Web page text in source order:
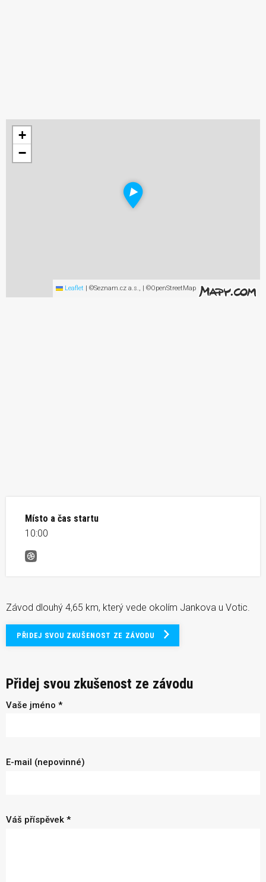
+
−
Leaflet | ©Seznam.cz a.s., | ©OpenStreetMap
Místo a čas startu
10:00
Šustův běh
Závod dlouhý 4,65 km, který vede okolím Jankova u Votic.
PŘIDEJ SVOU ZKUŠENOST ZE ZÁVODU
Přidej svou zkušenost ze závodu
Vaše jméno *
E-mail (nepovinné)
Váš příspěvek *